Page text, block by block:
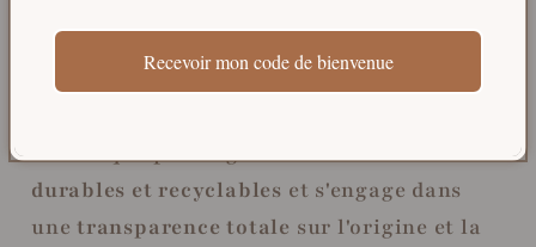
pour minimiser l'impact écologique à
chaque étape du cycle de vie des produits.
La marque privilégie lesmatériaux
durables et recyclables et s'engage dans
unetransparence totale sur l'origine et la
Recevoir mon code de bienvenue